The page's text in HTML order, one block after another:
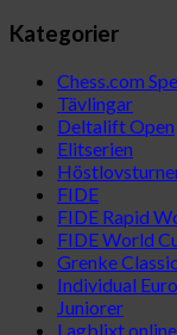
Kategorier
Chess.com
Tävlingar
Deltalift Open
Elitserien
FIDE
FIDE Rapid
FIDE World
Grenke Classic
Individual
Juniorer
Lagblixt